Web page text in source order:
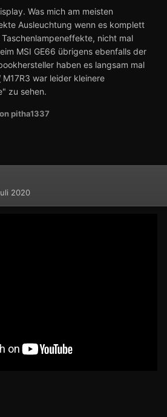
Was mich am meisten
Ausleuchtung wenn es komplett
nicht mal
MSI GE66 übrigens ebenfalls der
haben es langsam mal
M17R3 war leider kleinere
zu sehen.
pitha1337
2020